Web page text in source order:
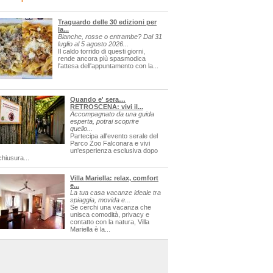
Traguardo delle 30 edizioni per
la...
Bianche, rosse o entrambe? Dal 31
luglio al 5 agosto 2026...
Il caldo torrido di questi giorni,
rende ancora più spasmodica
l'attesa dell'appuntamento con la...
Quando e' sera…
RETROSCENA: vivi il...
Accompagnato da una guida
esperta, potrai scoprire
quello...
Partecipa all'evento serale del
Parco Zoo Falconara e vivi
un'esperienza esclusiva dopo
Villa Mariella: relax, comfort
e...
La tua casa vacanze ideale tra
spiaggia, movida e...
Se cerchi una vacanza che
unisca comodità, privacy e
contatto con la natura, Villa
Mariella è la...